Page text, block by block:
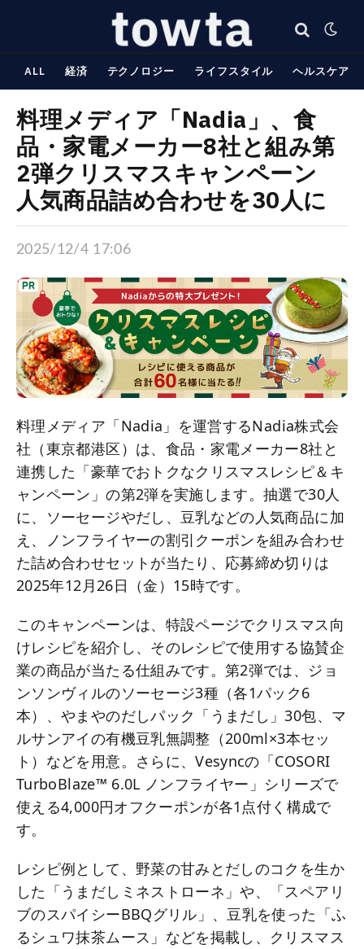
ALL 経済 テクノロジー ライフスタイル ヘルスケア
料理メディア「Nadia」、食
品・家電メーカー8社と組み第
2弾クリスマスキャンペーン
人気商品詰め合わせを30人に
2025/12/4 17:06
料理メディア「Nadia」を運営するNadia株式会
社（東京都港区）は、食品・家電メーカー8社と
連携した「豪華でおトクなクリスマスレシピ＆キ
ャンペーン」の第2弾を実施します。抽選で30人
に、ソーセージやだし、豆乳などの人気商品に加
え、ノンフライヤーの割引クーポンを組み合わせ
た詰め合わせセットが当たり、応募締め切りは
2025年12月26日（金）15時です。
このキャンペーンは、特設ページでクリスマス向
けレシピを紹介し、そのレシピで使用する協賛企
業の商品が当たる仕組みです。第2弾では、ジョ
ンソンヴィルのソーセージ3種（各1パック6
本）、やまやのだしパック「うまだし」30包、マ
ルサンアイの有機豆乳無調整（200ml×3本セッ
ト）などを用意。さらに、Vesyncの「COSORI
TurboBlaze™ 6.0L ノンフライヤー」シリーズで
使える4,000円オフクーポンが各1点付く構成で
す。
レシピ例として、野菜の甘みとだしのコクを生か
した「うまだしミネストローネ」や、「スペアリ
ブのスパイシーBBQグリル」、豆乳を使った「ふ
るシュワ抹茶ムース」などを掲載し、クリスマス